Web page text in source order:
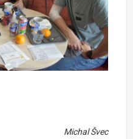
Michal Švec